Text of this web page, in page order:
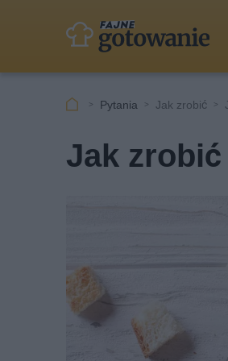
Pytania Jak zrobić
Jak